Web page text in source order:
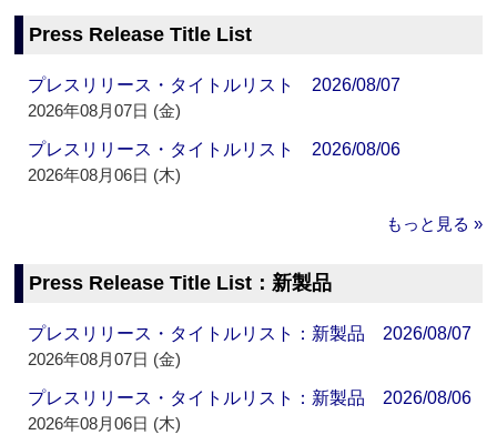
Press Release Title List
プレスリリース・タイトルリスト 2026/08/07
2026年08月07日 (金)
プレスリリース・タイトルリスト 2026/08/06
2026年08月06日 (木)
もっと見る »
Press Release Title List：新製品
プレスリリース・タイトルリスト：新製品 2026/08/07
2026年08月07日 (金)
プレスリリース・タイトルリスト：新製品 2026/08/06
2026年08月06日 (木)